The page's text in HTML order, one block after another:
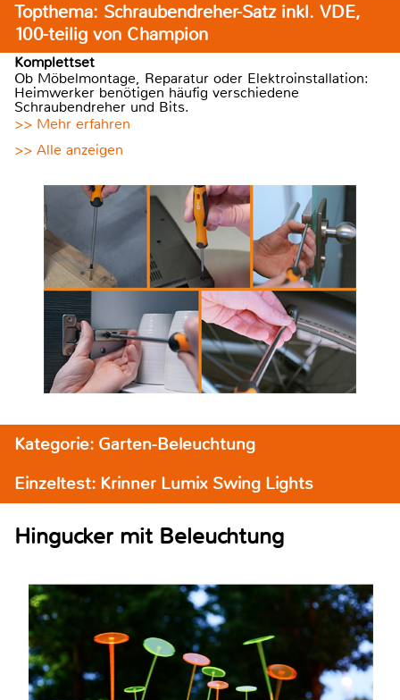
Topthema: Schraubendreher-Satz inkl. VDE,
100-teilig von Champion
Komplettset
Ob Möbelmontage, Reparatur oder Elektroinstallation:
Heimwerker benötigen häufig verschiedene
Schraubendreher und Bits.
>> Mehr erfahren
>> Alle anzeigen
Kategorie: Garten-Beleuchtung
Einzeltest: Krinner Lumix Swing Lights
Hingucker mit Beleuchtung